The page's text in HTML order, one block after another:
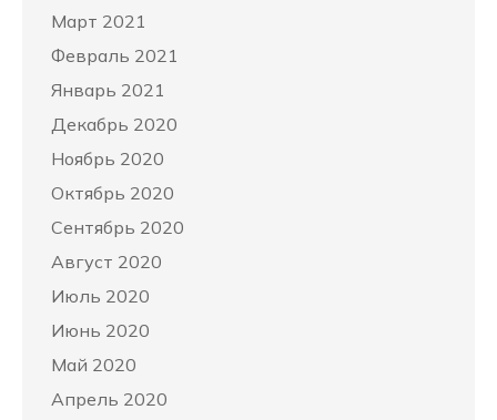
Март 2021
Февраль 2021
Январь 2021
Декабрь 2020
Ноябрь 2020
Октябрь 2020
Сентябрь 2020
Август 2020
Июль 2020
Июнь 2020
Май 2020
Апрель 2020